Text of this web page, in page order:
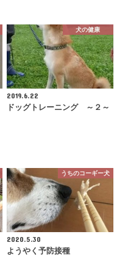
犬の健康
2019.6.22
ドッグトレーニング ～２～
うちのコーギー犬
2020.5.30
ようやく予防接種